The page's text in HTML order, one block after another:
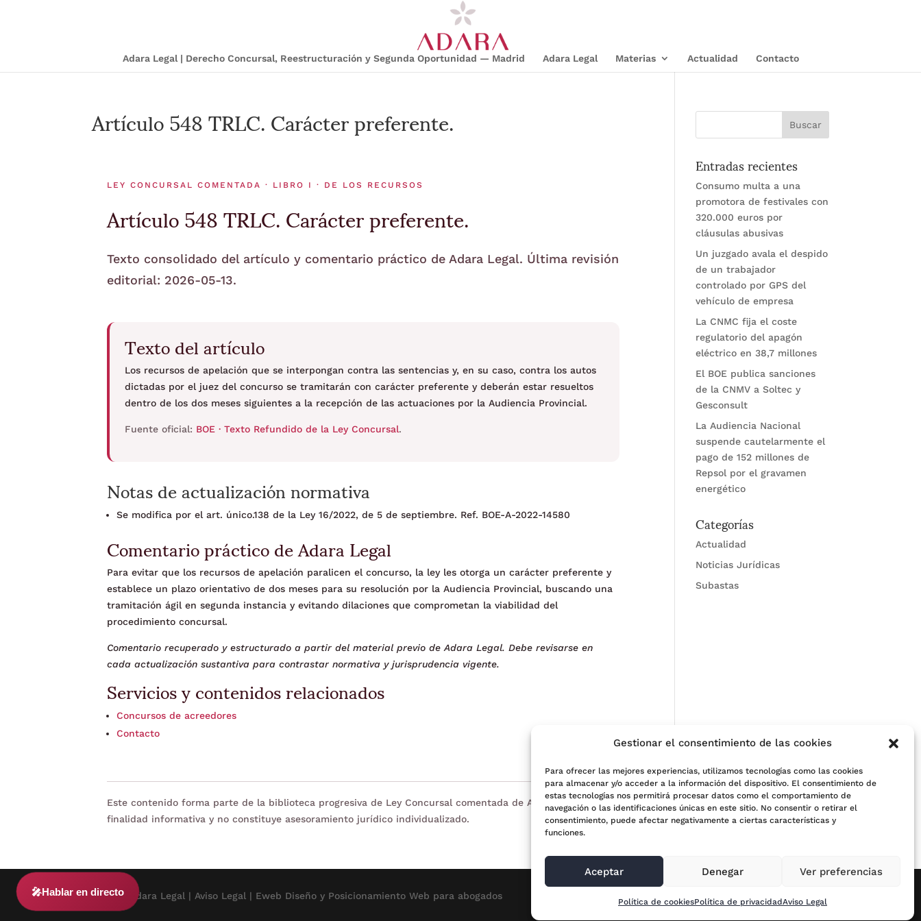
Gestionar el consentimiento de las cookies
Para ofrecer las mejores experiencias, utilizamos tecnologías como las cookies
para almacenar y/o acceder a la información del dispositivo. El consentimiento de
estas tecnologías nos permitirá procesar datos como el comportamiento de
navegación o las identificaciones únicas en este sitio. No consentir o retirar el
consentimiento, puede afectar negativamente a ciertas características y
funciones.
Aceptar Denegar Ver preferencias
Política de cookiesPolítica de privacidadAviso Legal
Adara Legal | Derecho Concursal, Reestructuración y Segunda Oportunidad — Madrid Adara Legal Materias Actualidad Contacto
Artículo 548 TRLC. Carácter preferente.
LEY CONCURSAL COMENTADA · LIBRO I · DE LOS RECURSOS
Artículo 548 TRLC. Carácter preferente.
Texto consolidado del artículo y comentario práctico de Adara Legal. Última revisión
editorial: 2026-05-13.
Texto del artículo
Los recursos de apelación que se interpongan contra las sentencias y, en su caso, contra los autos
dictadas por el juez del concurso se tramitarán con carácter preferente y deberán estar resueltos
dentro de los dos meses siguientes a la recepción de las actuaciones por la Audiencia Provincial.
Fuente oficial: BOE · Texto Refundido de la Ley Concursal.
Notas de actualización normativa
Se modifica por el art. único.138 de la Ley 16/2022, de 5 de septiembre. Ref. BOE-A-2022-14580
Comentario práctico de Adara Legal
Para evitar que los recursos de apelación paralicen el concurso, la ley les otorga un carácter preferente y
establece un plazo orientativo de dos meses para su resolución por la Audiencia Provincial, buscando una
tramitación ágil en segunda instancia y evitando dilaciones que comprometan la viabilidad del
procedimiento concursal.
Comentario recuperado y estructurado a partir del material previo de Adara Legal. Debe revisarse en
cada actualización sustantiva para contrastar normativa y jurisprudencia vigente.
Servicios y contenidos relacionados
Concursos de acreedores
Contacto
Este contenido forma parte de la biblioteca progresiva de Ley Concursal comentada de Adara Legal. Tiene
finalidad informativa y no constituye asesoramiento jurídico individualizado.
Entradas recientes
Consumo multa a una
promotora de festivales con
320.000 euros por
cláusulas abusivas
Un juzgado avala el despido
de un trabajador
controlado por GPS del
vehículo de empresa
La CNMC fija el coste
regulatorio del apagón
eléctrico en 38,7 millones
El BOE publica sanciones
de la CNMV a Soltec y
Gesconsult
La Audiencia Nacional
suspende cautelarmente el
pago de 152 millones de
Repsol por el gravamen
energético
Categorías
Actualidad
Noticias Jurídicas
Subastas
© 2024 Adara Legal | Aviso Legal | Eweb Diseño y PosicionamientoWeb para abogados
🎤Hablar en directo